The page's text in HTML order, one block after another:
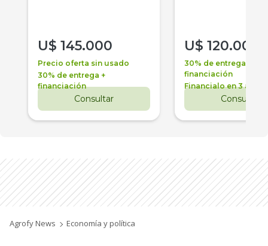
U$ 145.000
Precio oferta sin usado
30% de entrega +
financiación
Consultar
U$ 120.000
30% de entrega +
financiación
Financialo en 3 años
Consultar
Agrofy News Economía y política